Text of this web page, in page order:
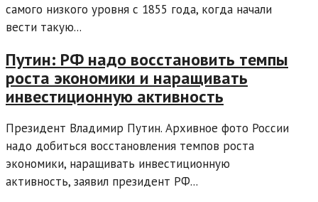
самого низкого уровня с 1855 года, когда начали
вести такую...
Путин: РФ надо восстановить темпы
роста экономики и наращивать
инвестиционную активность
Президент Владимир Путин. Архивное фото России
надо добиться восстановления темпов роста
экономики, наращивать инвестиционную
активность, заявил президент РФ...